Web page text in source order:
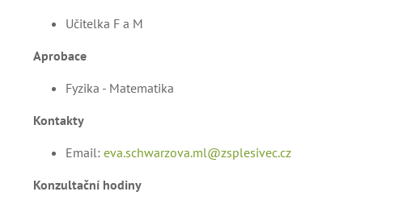
Učitelka F a M
Aprobace
Fyzika - Matematika
Kontakty
Email: eva.schwarzova.ml@zsplesivec.cz
Konzultační hodiny